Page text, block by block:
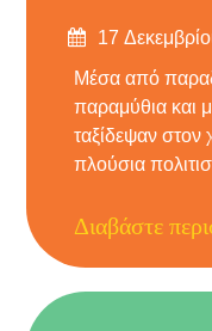
Δημοσιεύτηκε
17
Μέσα από
παραμύθια και
ταξίδεψαν στον
πλούσια
Διαβάστε